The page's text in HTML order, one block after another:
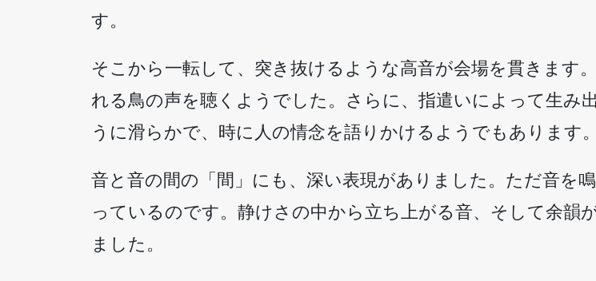
す。
そこから一転して、突き抜けるような高音が会場を貫きます
れる鳥の声を聴くようでした。さらに、指遣いによって生み
うに滑らかで、時に人の情念を語りかけるようでもあります。
音と音の間の「間」にも、深い表現がありました。ただ音を
っているのです。静けさの中から立ち上がる音、そして余韻
ました。